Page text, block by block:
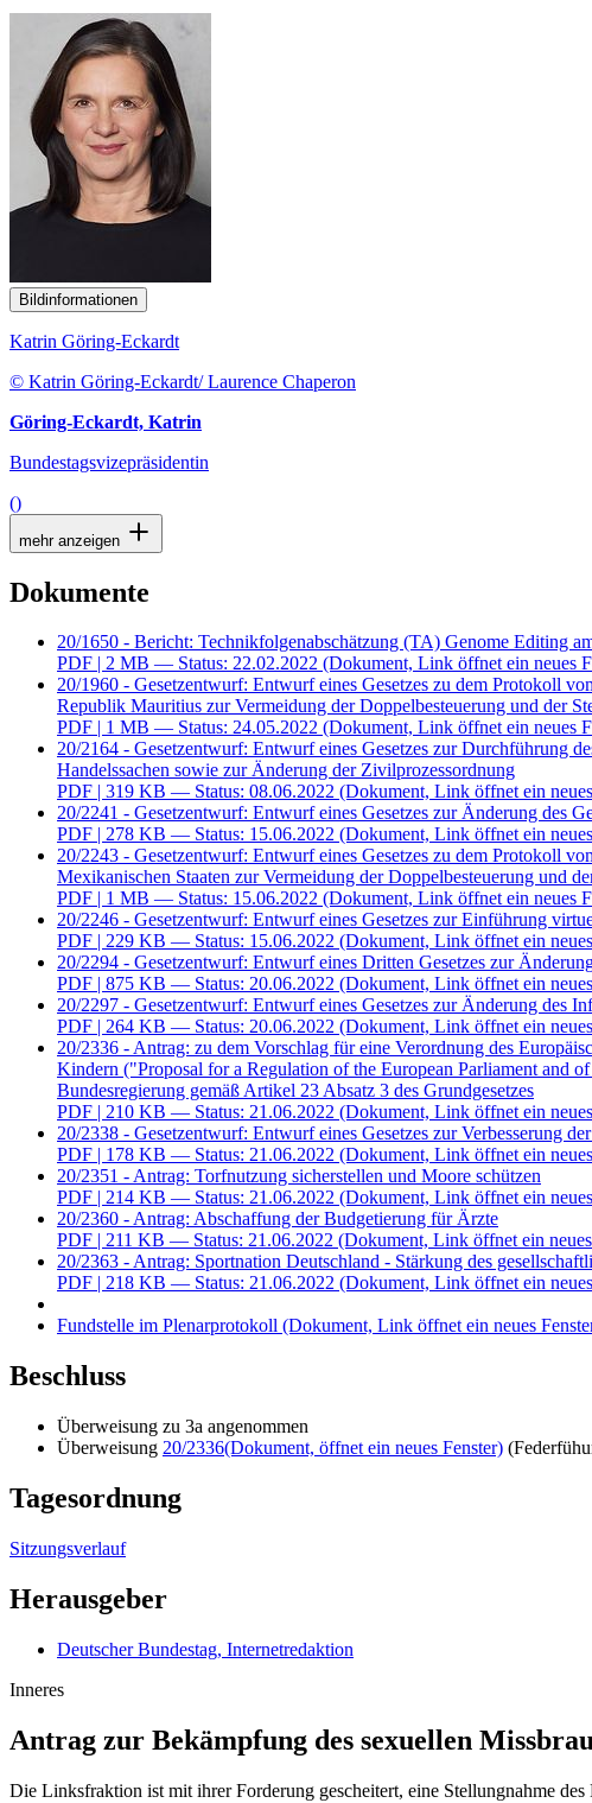
Bildinformationen
Katrin Göring-Eckardt
© Katrin Göring-Eckardt/ Laurence Chaperon
Göring-Eckardt, Katrin
Bundestagsvizepräsidentin
()
mehr anzeigen
Dokumente
20/1650 - Bericht: Technikfolgenabschätzung (TA) Genome Editing
PDF | 2 MB — Status: 22.02.2022 (Dokument, Link öffnet ein neues
20/1960 - Gesetzentwurf: Entwurf eines Gesetzes zu dem Protokoll
Republik Mauritius zur Vermeidung der Doppelbesteuerung und der
PDF | 1 MB — Status: 24.05.2022 (Dokument, Link öffnet ein neues
20/2164 - Gesetzentwurf: Entwurf eines Gesetzes zur Durchführung
Handelssachen sowie zur Änderung der Zivilprozessordnung
PDF | 319 KB — Status: 08.06.2022 (Dokument, Link öffnet ein
20/2241 - Gesetzentwurf: Entwurf eines Gesetzes zur Änderung des
PDF | 278 KB — Status: 15.06.2022 (Dokument, Link öffnet ein
20/2243 - Gesetzentwurf: Entwurf eines Gesetzes zu dem Protokoll
Mexikanischen Staaten zur Vermeidung der Doppelbesteuerung und
PDF | 1 MB — Status: 15.06.2022 (Dokument, Link öffnet ein neues
20/2246 - Gesetzentwurf: Entwurf eines Gesetzes zur Einführung
PDF | 229 KB — Status: 15.06.2022 (Dokument, Link öffnet ein
20/2294 - Gesetzentwurf: Entwurf eines Dritten Gesetzes zur
PDF | 875 KB — Status: 20.06.2022 (Dokument, Link öffnet ein
20/2297 - Gesetzentwurf: Entwurf eines Gesetzes zur Änderung des
PDF | 264 KB — Status: 20.06.2022 (Dokument, Link öffnet ein
20/2336 - Antrag: zu dem Vorschlag für eine Verordnung des
Kindern ("Proposal for a Regulation of the European Parliament and
Bundesregierung gemäß Artikel 23 Absatz 3 des Grundgesetzes
PDF | 210 KB — Status: 21.06.2022 (Dokument, Link öffnet ein
20/2338 - Gesetzentwurf: Entwurf eines Gesetzes zur Verbesserung
PDF | 178 KB — Status: 21.06.2022 (Dokument, Link öffnet ein
20/2351 - Antrag: Torfnutzung sicherstellen und Moore schützen
PDF | 214 KB — Status: 21.06.2022 (Dokument, Link öffnet ein
20/2360 - Antrag: Abschaffung der Budgetierung für Ärzte
PDF | 211 KB — Status: 21.06.2022 (Dokument, Link öffnet ein
20/2363 - Antrag: Sportnation Deutschland - Stärkung des
PDF | 218 KB — Status: 21.06.2022 (Dokument, Link öffnet ein
Fundstelle im Plenarprotokoll (Dokument, Link öffnet ein neues
Beschluss
Überweisung zu 3a angenommen
Überweisung 20/2336(Dokument, öffnet ein neues Fenster)
Tagesordnung
Sitzungsverlauf
Herausgeber
Deutscher Bundestag, Internetredaktion
Inneres
Antrag zur Bekämpfung des sexuellen
Die Linksfraktion ist mit ihrer Forderung gescheitert, eine Stellungnahme